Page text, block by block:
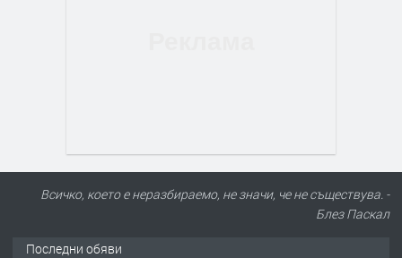
Всичко, което е неразбираемо, не значи, че не съществува. -
Блез Паскал
Последни обяви